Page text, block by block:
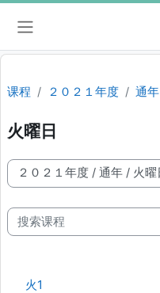
跳到主要内容
课程 ２０２１年度 通年
火曜日
课程类别
搜索课程
火1